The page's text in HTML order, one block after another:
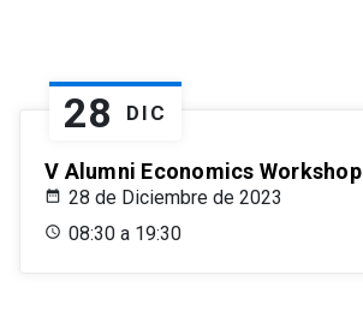
28 DIC
V Alumni Economics Workshop
28 de Diciembre de 2023
08:30 a 19:30